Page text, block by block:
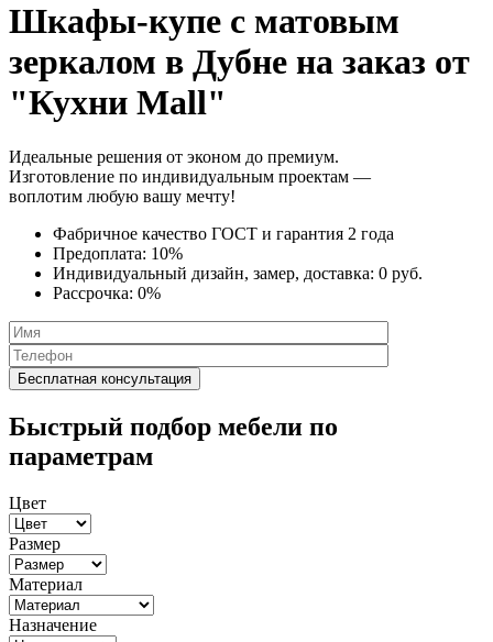
Шкафы-купе с матовым
зеркалом в Дубне на заказ от
"Кухни Mall"
Идеальные решения от эконом до премиум.
Изготовление по индивидуальным проектам —
воплотим любую вашу мечту!
Фабричное качество ГОСТ и гарантия 2 года
Предоплата: 10%
Индивидуальный дизайн, замер, доставка: 0 руб.
Рассрочка: 0%
Быстрый подбор мебели по
параметрам
Цвет
Размер
Материал
Назначение